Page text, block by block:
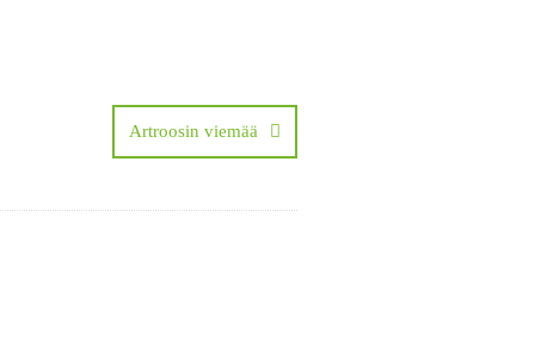
Artroosin viemää